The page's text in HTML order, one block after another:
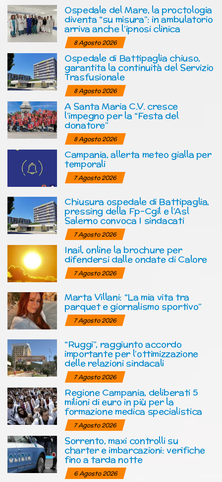
Ospedale del Mare, la proctologia
diventa “su misura”: in ambulatorio
arriva anche l’ipnosi clinica
8 Agosto 2026
Ospedale di Battipaglia chiuso,
garantita la continuità del Servizio
Trasfusionale
8 Agosto 2026
A Santa Maria C.V. cresce
l’impegno per la “Festa del
donatore”
8 Agosto 2026
Campania, allerta meteo gialla per
temporali
7 Agosto 2026
Chiusura ospedale di Battipaglia,
pressing della Fp-Cgil e l’Asl
Salerno convoca I sindacati
7 Agosto 2026
Inail, online la brochure per
difendersi dalle ondate di Calore
7 Agosto 2026
Marta Villani: “La mia vita tra
parquet e giornalismo sportivo”
7 Agosto 2026
“Ruggi”, raggiunto accordo
importante per l’ottimizzazione
delle relazioni sindacali
7 Agosto 2026
Regione Campania, deliberati 5
milioni di euro in più per la
formazione medica specialistica
7 Agosto 2026
Sorrento, maxi controlli su
charter e imbarcazioni: verifiche
fino a tarda notte
6 Agosto 2026